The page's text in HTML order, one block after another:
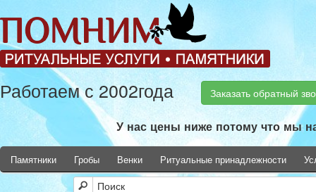
Работаем с 2002года Заказать обратный
У нас цены ниже потому что мы
Памятники Гробы Венки Ритуальные принадлежности